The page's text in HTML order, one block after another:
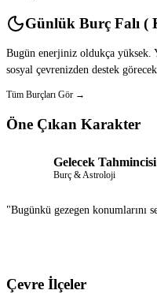
Günlük Burç Falı (
Bugün enerjiniz oldukça yüksek.
sosyal çevrenizden destek
Tüm Burçları Gör →
Öne Çıkan Karakter
Gelecek
Burç & Astroloji
"Bugünkü gezegen
Çevre İlçeler